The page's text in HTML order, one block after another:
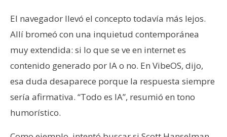
El navegador llevó el concepto todavía más lejos.
Allí bromeó con una inquietud contemporánea
muy extendida: si lo que se ve en internet es
contenido generado por IA o no. En VibeOS, dijo,
esa duda desaparece porque la respuesta siempre
sería afirmativa. “Todo es IA”, resumió en tono
humorístico.